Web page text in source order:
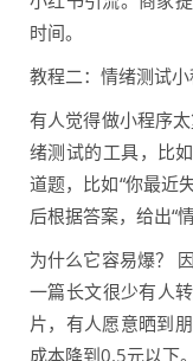
时间。
教程二：情绪测试
有人觉得做小程序
绪测试的工具，比
道题，比如“你最近
后根据答案，给出“
为什么它容易爆？
一篇长文很少有人
片，有人愿意晒到
成本降到0.5元以下。